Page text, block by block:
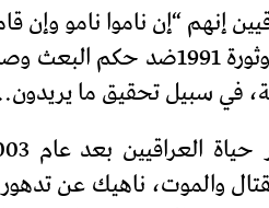
إنهم “إن ناموا نامو وإن
صفر عام1979، وثورة
في سبيل تحقيق ما
والموت، ناهيك عن